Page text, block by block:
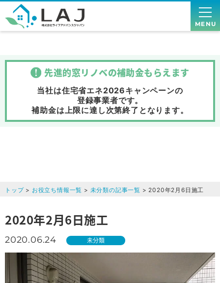
MENU
先進的窓リノベの補助金もらえます
当社は住宅省エネ2026キャンペーンの
登録事業者です。
補助金は上限に達し次第終了 となります。
トップ> お役立ち情報一覧 > 未分類の記事一覧 > 2020年2月6日施工
2020年2月6日施工
2020.06.24 未分類